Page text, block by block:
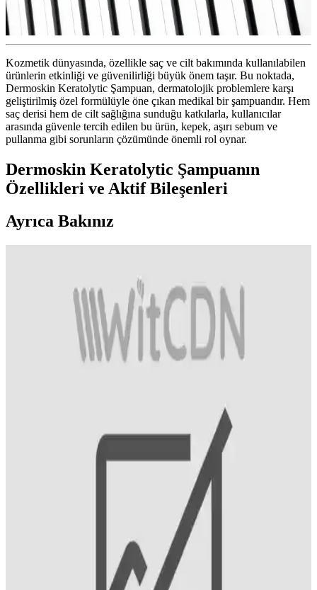
Kozmetik dünyasında, özellikle saç ve cilt bakımında kullanılabilen
ürünlerin etkinliği ve güvenilirliği büyük önem taşır. Bu noktada,
Dermoskin Keratolytic Şampuan, dermatolojik problemlere karşı
geliştirilmiş özel formülüyle öne çıkan medikal bir şampuandır. Hem
saç derisi hem de cilt sağlığına sunduğu katkılarla, kullanıcılar
arasında güvenle tercih edilen bu ürün, kepek, aşırı sebum ve
pullanma gibi sorunların çözümünde önemli rol oynar.
Dermoskin Keratolytic Şampuanın
Özellikleri ve Aktif Bileşenleri
Ayrıca Bakınız
Saç Derisi Koruma Çözümleri
Saç ve saç derisinde bitlere karşı etkili olan sirke bazlı şampuanlar,
doğal içerikleri ve kullanımı kolay yapısıyla öne çıkar. Farklı ürün
seçenekleriyle geniş kullanıcı kitlesine hitap eder.
Saç Tipine Uygun Sıvı Saç Kremi Seçimi ve
Saç tipine uygun sıvı saç kremi seçimi, saç sağlığını korumak ve
istenen görünüm için önemlidir. Doğru ürün ve uygulama ile
Erkekler İçin Schwarzkopf Men Perfect 80 Kahve
Siyah Saç Boyası Özellikleri ve Kullanım Rehberi
Schwarzkopf Men Perfect 80 Kahve Siyah, 5 dakikada beyazları
kapatan, amonyak içermeyen, pratik ve doğal görünümlü erkek saç
Philips ve Ventoso Saç Kurutma Makineleri
Karşılaştırması: Performans ve Özellikler Analizi